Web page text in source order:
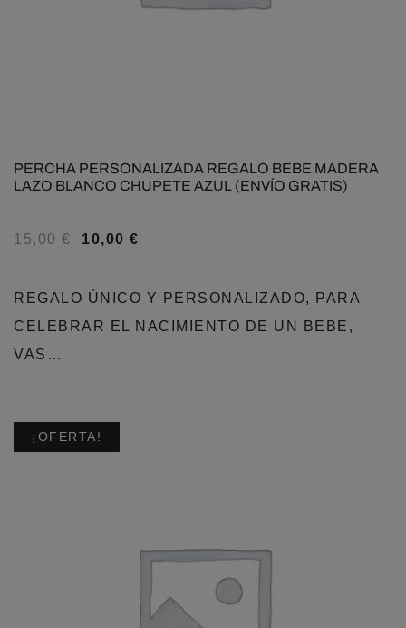
PERCHA PERSONALIZADA REGALO BEBE MADERA
LAZO BLANCO CHUPETE AZUL (ENVÍO GRATIS)
15,00€ 10,00 €
REGALO ÚNICO Y PERSONALIZADO, PARA
CELEBRAR EL NACIMIENTO DE UN BEBE,
VAS…
¡OFERTA!